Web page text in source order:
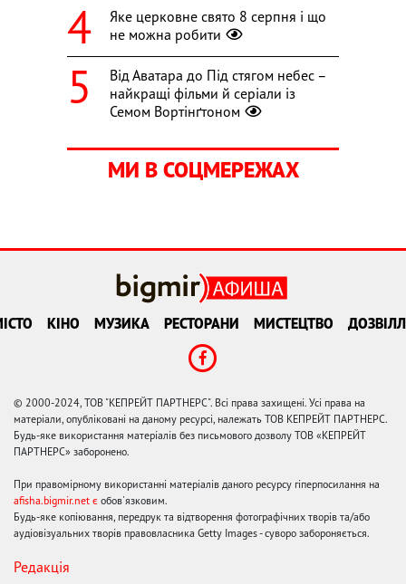
Яке церковне свято 8 серпня і що
не можна робити
Від Аватара до Під стягом небес –
найкращі фільми й серіали із
Семом Вортінґтоном
МИ В СОЦМЕРЕЖАХ
КІНО МУЗИКА РЕСТОРАНИ МИСТЕЦТВО
© 2000-2024, ТОВ "КЕПРЕЙТ ПАРТНЕРС". Всі права захищені. Усі права на
матеріали, опубліковані на даному ресурсі, належать ТОВ КЕПРЕЙТ ПАРТНЕРС.
Будь-яке використання матеріалів без письмового дозволу ТОВ «КЕПРЕЙТ
ПАРТНЕРС» заборонено.
При правомірному використанні матеріалів даного ресурсу гіперпосилання на
afisha.bigmir.net є обов'язковим.
Будь-яке копіювання, передрук та відтворення фотографічних творів та/або
аудіовізуальних творів правовласника Getty Images - суворо забороняється.
Редакція